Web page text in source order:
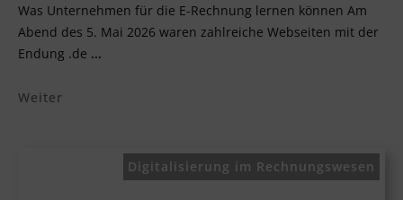
Was Unternehmen für die E-Rechnung lernen können Am
Abend des 5. Mai 2026 waren zahlreiche Webseiten mit der
Endung .de ...
Weiter
Digitalisierung im Rechnungswesen